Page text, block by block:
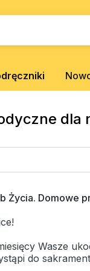
dla
Życia. Domowe
Wasze
do